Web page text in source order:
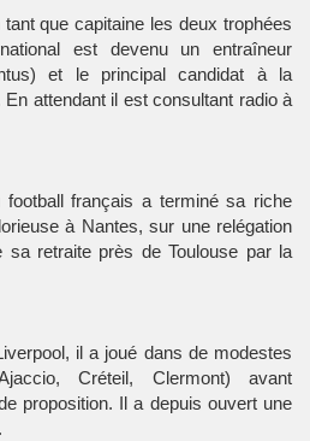
que capitaine les deux trophées
est devenu un entraîneur
et le principal candidat à la
attendant il est consultant radio à
français a terminé sa riche
à Nantes, sur une relégation
retraite près de Toulouse par la
il a joué dans de modestes
Créteil, Clermont) avant
proposition. Il a depuis ouvert une